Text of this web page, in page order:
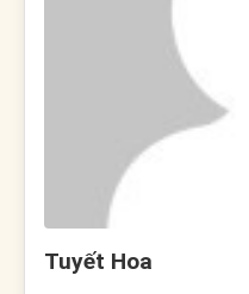
Tuyết Hoa